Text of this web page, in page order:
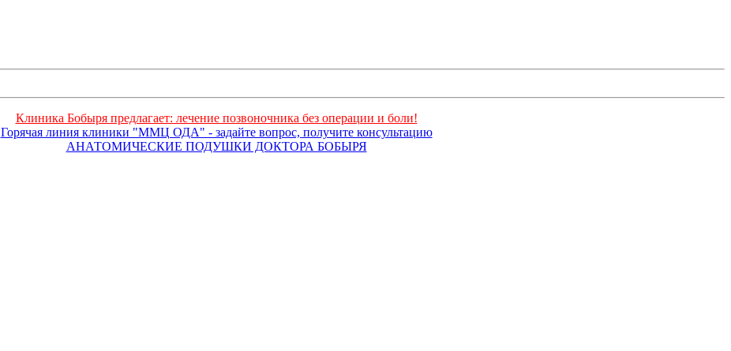
Клиника Бобыря предлагает: лечение позвоночника без операции и боли!
Горячая линия клиники "ММЦ ОДА" - задайте вопрос, получите консультацию
АНАТОМИЧЕСКИЕ ПОДУШКИ ДОКТОРА БОБЫРЯ